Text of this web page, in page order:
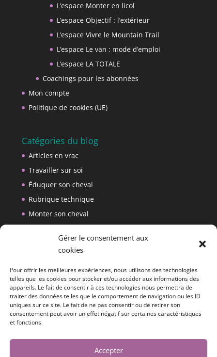
Gérer le consentement aux
cookies
Pour offrir les meilleures expériences, nous utilisons des technologies
telles que les cookies pour stocker et/ou accéder aux informations des
appareils. Le fait de consentir à ces technologies nous permettra de
traiter des données telles que le comportement de navigation ou les ID
uniques sur ce site. Le fait de ne pas consentir ou de retirer son
consentement peut avoir un effet négatif sur certaines caractéristiques
et fonctions.
Accepter
L’espace Monter en licol
L’espace Objectif : l’extérieur
L’espace Vivre le Mountain Trail
L’espace Le van : mode d’emploi
L’espace LA TOTALE
Coachings pour les abonnées
Mon compte
Politique de cookies (UE)
Catégories du blog
Articles en vrac
Travailler sur soi
Éduquer son cheval
Rubrique technique
Monter son cheval
par e-mail.
Saisis ton adresse e-mail pour t'abonner à ce blog et
recevoir une notification de chaque nouvel article
par e-mail.
Adresse
e-
mail